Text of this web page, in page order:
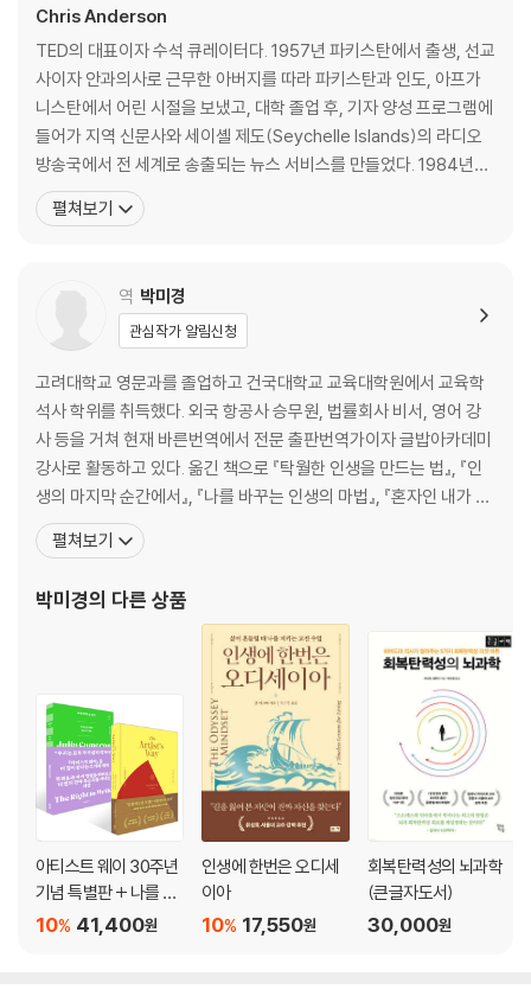
대한 사람이 더 행복하다ㆍ우리는 서로 보살피도록 설계되었다
5장 미스터리 실험
행운의 선물 1만 달러ㆍ행복을 나누면 200배가 된다
2부 당신도 기버가 될 수 있다
6장 누구나 줄 수 있는 여섯 가지 선물
7장 친절에 날개를 다는 법
감정에 말을 걸라ㆍ상상을 뛰어넘는 창의성을 발휘하라ㆍ뼛속까지 용기
를 내라ㆍ협업을 도모하라ㆍ증폭기를 활용하라ㆍ별것 아닌 선의가 누군
가를 구한다
8장 착한 뉴스를 전파하라
미디어 스토리텔링의 불편한 진실ㆍ더 나은 세상을 전하는 뉴스ㆍ오른손
이 한 일을 왼손이 알게 하라
선의를 방해하는 의혹들ㆍ올바른 질문을 던지라ㆍ국가, 종족, 시대를 넘
어서라ㆍ레버리지를 고려하라
3부 선의로 연결된 세계를 상상하기
10장 인간적인 너무나 인간적인 인터넷
당혹과 실망으로 보낸 10년ㆍ어쩌다 이토록 나빠졌을까ㆍ우리가 할 수
있는 일ㆍ소셜 미디어가 할 수 있는 일
11장 선한 기업이 미래를 주도한다
탐욕만 추구하는 시대가 저물고 있다ㆍ머스크와 초바니, 파타고니아의 성
공 비결ㆍ당신은 생각보다 더 큰 힘이 있다ㆍ우리가 기업에 바라는 미래
Chris Anderson
TED의 대표이자 수석 큐레이터다. 1957년 파키스탄에서 출생, 선교
사이자 안과의사로 근무한 아버지를 따라 파키스탄과 인도, 아프가
니스탄에서 어린 시절을 보냈고, 대학 졸업 후, 기자 양성 프로그램에
들어가 지역 신문사와 세이셸 제도(Seychelle Islands)의 라디오
방송국에서 전 세계로 송출되는 뉴스 서비스를 만들었다. 1984년에
다시 영국으로 돌아온 크리스 앤더슨은 ‘컴퓨터’라는 신문물에 푹 빠
졌고 초창기 컴퓨터 잡지 편집자로 일하다 1년 후, 직접 잡지사를 차
펼쳐보기
역 박미경
관심작가 알림신청
고려대학교 영문과를 졸업하고 건국대학교 교육대학원에서 교육학
석사 학위를 취득했다. 외국 항공사 승무원, 법률회사 비서, 영어 강
사 등을 거쳐 현재 바른번역에서 전문 출판번역가이자 글밥아카데미
강사로 활동하고 있다. 옮긴 책으로 『탁월한 인생을 만드는 법』, 『인
생의 마지막 순간에서』, 『나를 바꾸는 인생의 마법』, 『혼자인 내가 좋
다』, 『완벽한 날들』, 『아서 씨는 진짜 사랑입니다』, 『살인 기술자』,
『포가튼 걸』, 『프랙처드』, 『언틸유아마인』, 『프랑스 여자는 늙지 않는
퍼히어로의 에로틱 라
펼쳐보기
박미경의 다른 상품
아티스트 웨이 30주년
기념 특별판 + 나를 위
해 쓸 권리 세트
41,400원
10%
인생에 한번은 오디세
이아
17,550원
10%
회복탄력성의 뇌과학
(큰글자도서)
30,000원